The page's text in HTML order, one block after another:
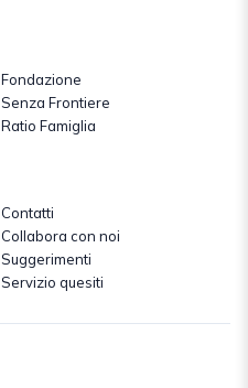
Fondazione
Senza Frontiere
Ratio Famiglia
Contatti
Collabora con noi
Suggerimenti
Servizio quesiti